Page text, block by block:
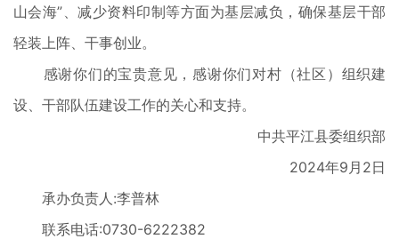
山会海”、减少资料印制等方面为基层减负，确保基层干部
轻装上阵、干事创业。
感谢你们的宝贵意见，感谢你们对村（社区）组织建
设、干部队伍建设工作的关心和支持。
中共平江县委组织部
2024年9月2日
承办负责人:李普林
联系电话:0730-6222382